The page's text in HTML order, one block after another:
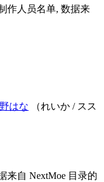
作人员名单, 数据来
はな （れいか / スス
来自 NextMoe 目录的